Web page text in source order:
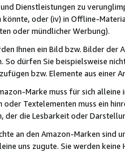
Dienstleistungen zu
könnte, oder (iv) in Offline-
oder mündlicher Werbung).
Ihnen ein Bild bzw. Bilder der
So dürfen Sie beispielsweise
bzw. Elemente aus einer
Marke muss für sich
oder Textelementen muss ein
der die Lesbarkeit oder
an den Amazon-Marken sind
uns zugute. Sie werden keine